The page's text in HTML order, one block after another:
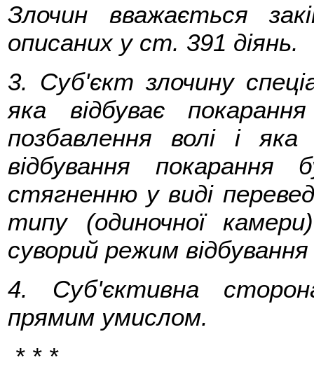
Злочин вважається
описаних у ст. 391 діянь.
3. Суб'єкт злочину
яка відбуває
позбавлення волі і
відбування
стягненню у виді
типу (одиночної
суворий режим
4. Суб'єктивна
прямим умислом.
* * *